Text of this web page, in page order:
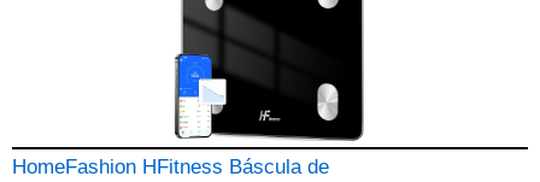
HomeFashion HFitness Báscula de